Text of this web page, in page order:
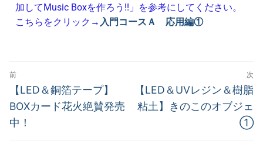
加してMusic Boxを作ろう!!」を参考にしてください。
こちらをクリック→ 入門コースＡ 応用編①
前
【LED＆銅箔テープ】
BOXカード花火絶賛発売
中！
次
【LED＆UVレジン＆樹脂
粘土】きのこのオブジェ
①